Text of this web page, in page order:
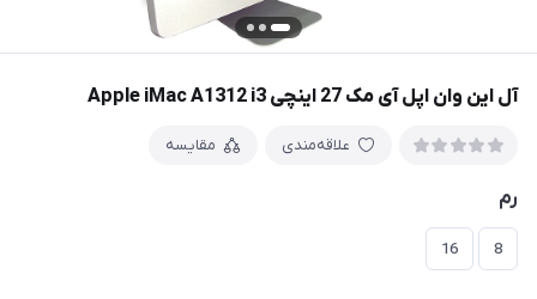
آل این وان اپل آی مک 27 اینچی Apple iMac A1312 i3
علاقه‌مندی مقایسه
رم
8
16